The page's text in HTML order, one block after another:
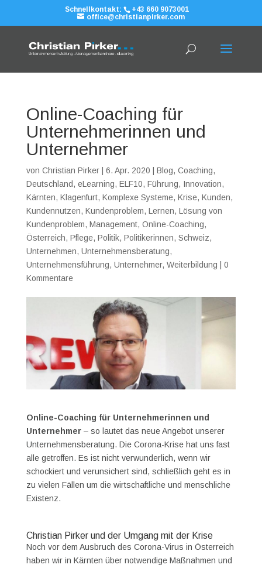
Schnellkontakt:
+43 660 9073001
office@christianpirker.com
Online-Coaching für
Unternehmerinnen und
Unternehmer
von Christian Pirker| 6. Apr. 2020 Blog, Coaching,
Deutschland, eLearning, ELF10, Führung, Innovation,
Kärnten, Klagenfurt, Komplexe Systeme, Krise, Kunden,
Kundennutzen, Kundenproblem, Lernen, Lösung von
Kundenproblem, Management, Online-Coaching,
Österreich, Pflege, Politik, Politikerinnen, Schweiz,
Unternehmen, Unternehmensberatung,
Unternehmensführung, Unternehmer, Weiterbildung
0
Kommentare
Online-Coaching für Unternehmerinnen und
Unternehmer– so lautet das neue Angebot unserer
Unternehmensberatung. Die Corona-Krise hat uns fast
alle getroffen. Es ist nicht verwunderlich, wenn wir
schockiert und verunsichert sind, schließlich geht es in
zu vielen Fällen um die wirtschaftliche und menschliche
Existenz.
Christian Pirker und der Umgang mit der Krise
Noch vor dem Ausbruch des Corona-Virus in Österreich
haben wir in Kärnten über notwendige Maßnahmen und